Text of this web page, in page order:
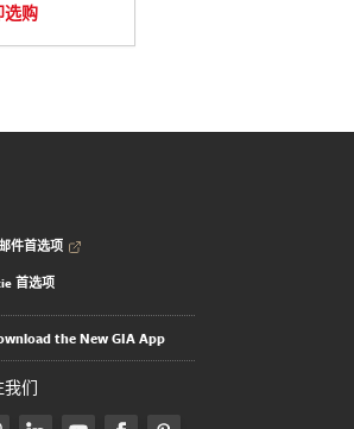
选购
件首选项
首选项
the New GIA App
我们